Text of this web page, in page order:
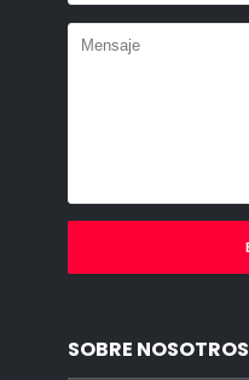
SOBRE NOSOTROS